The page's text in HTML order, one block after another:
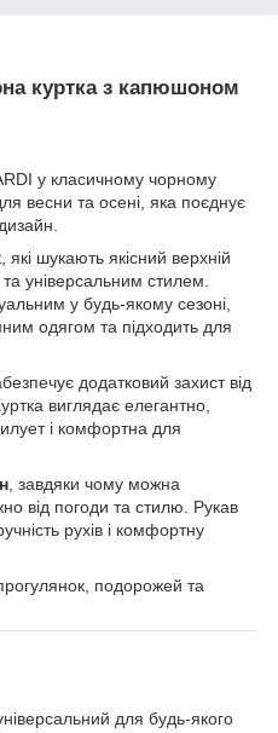
куртка з капюшоном
у класичному чорному
весни та осені, яка поєднує
шукають якісний верхній
універсальним стилем.
у будь-якому сезоні,
одягом та підходить для
додатковий захист від
виглядає елегантно,
і комфортна для
, завдяки чому можна
від погоди та стилю. Рукав
рухів і комфортну
подорожей та
для будь-якого